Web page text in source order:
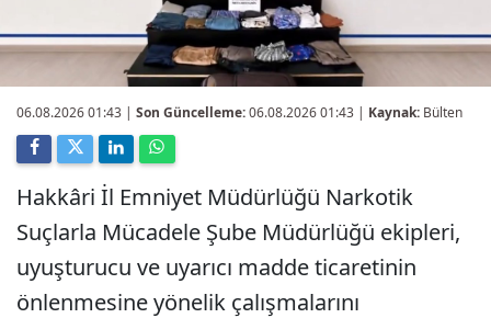
06.08.2026 01:43 | Son Güncelleme:06.08.2026 01:43 | Kaynak: Bülten
Hakkâri İl Emniyet Müdürlüğü Narkotik
Suçlarla Mücadele Şube Müdürlüğü ekipleri,
uyuşturucu ve uyarıcı madde ticaretinin
önlenmesine yönelik çalışmalarını